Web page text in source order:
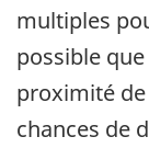
multiples
possible
proximité de
chances de